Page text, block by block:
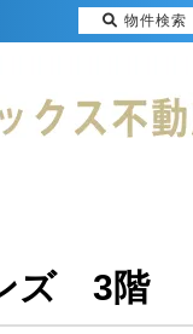
ズ 3階
物件検索